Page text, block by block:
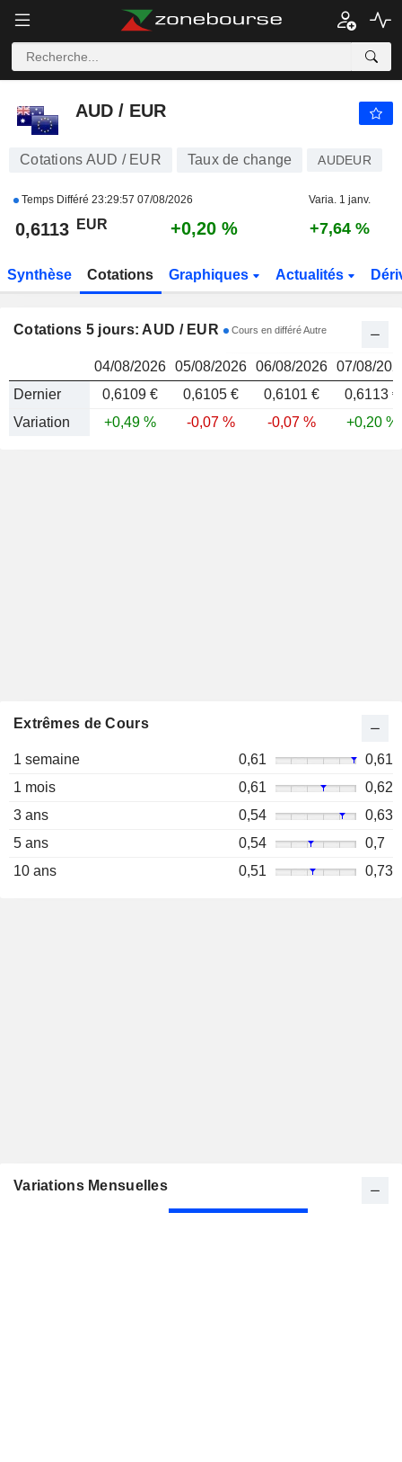
AUD / EUR 0,6113
AUD / EUR
Cotations AUD / EUR Taux de change AUDEUR
Temps Différé 23:29:57 07/08/2026 Varia. 1 janv.
0,6113 EUR +0,20 % +7,64 %
Synthèse Cotations Graphiques Actualités
Cotations 5 jours: AUD / EUR Cours en différé Autre
04/08/2026 05/08/2026 06/08/2026 07/08/
Dernier
0,6109 € 0,6105 € 0,6101 €
0,6113 €
Variation
+0,49 % -0,07 % -0,07 % +0,20 %
Extrêmes de Cours
1 semaine 0,61
0,61
1 mois
0,61
0,62
3 ans
0,54
0,63
5 ans
0,54
0,7
10 ans
0,51 0,73
Variations Mensuelles